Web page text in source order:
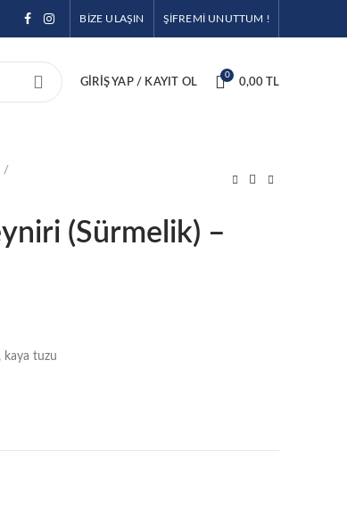
BİZE ULAŞIN ŞİFREMİ UNUTTUM !
GIRIŞ YAP / KAYIT OL
0
0,00 TL
(Sürmelik) –
kaya tuzu